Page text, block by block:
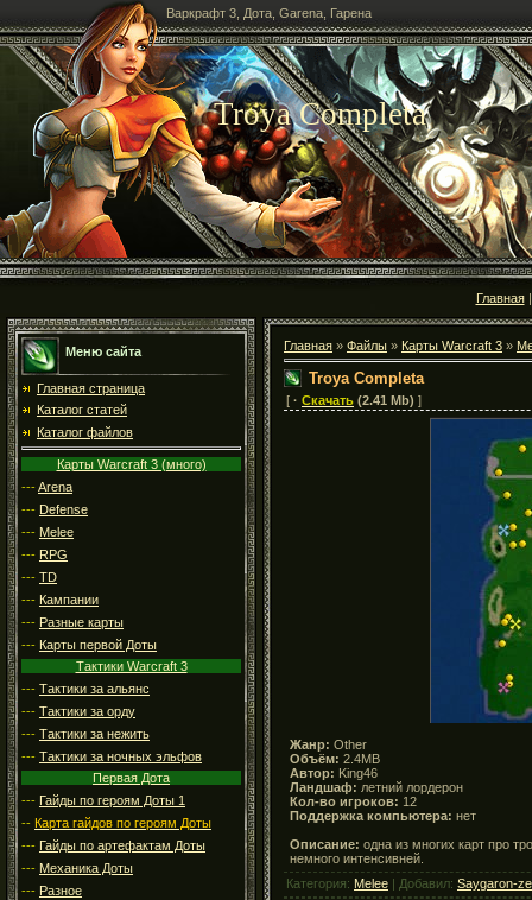
Варкрафт 3, Дота, Garena, Гарена
Troya Completa
Главная
Меню сайта
Главная страница
Каталог статей
Каталог файлов
Карты Warcraft 3 (много)
---Arena
--- Defense
--- Melee
--- RPG
--- TD
--- Кампании
--- Разные карты
--- Карты первой Доты
Тактики Warcraft 3
--- Тактики за альянс
--- Тактики за орду
--- Тактики за нежить
--- Тактики за ночных эльфов
Первая Дота
--- Гайды по героям Доты 1
-- Карта гайдов по героям Доты
--- Гайды по артефактам Доты
--- Механика Доты
--- Разное
Главная » Файлы » Карты Warcraft 3 »
Troya Completa
[ · Скачать (2.41 Mb) ]
Жанр: Other
Объём: 2.4MB
Автор: King46
Ландшаф: летний лордерон
Кол-во игроков: 12
Поддержка компьютера: нет
Описание: одна из многих карт про
немного интенсивней.
Категория: Melee | Добавил: Saygaron-